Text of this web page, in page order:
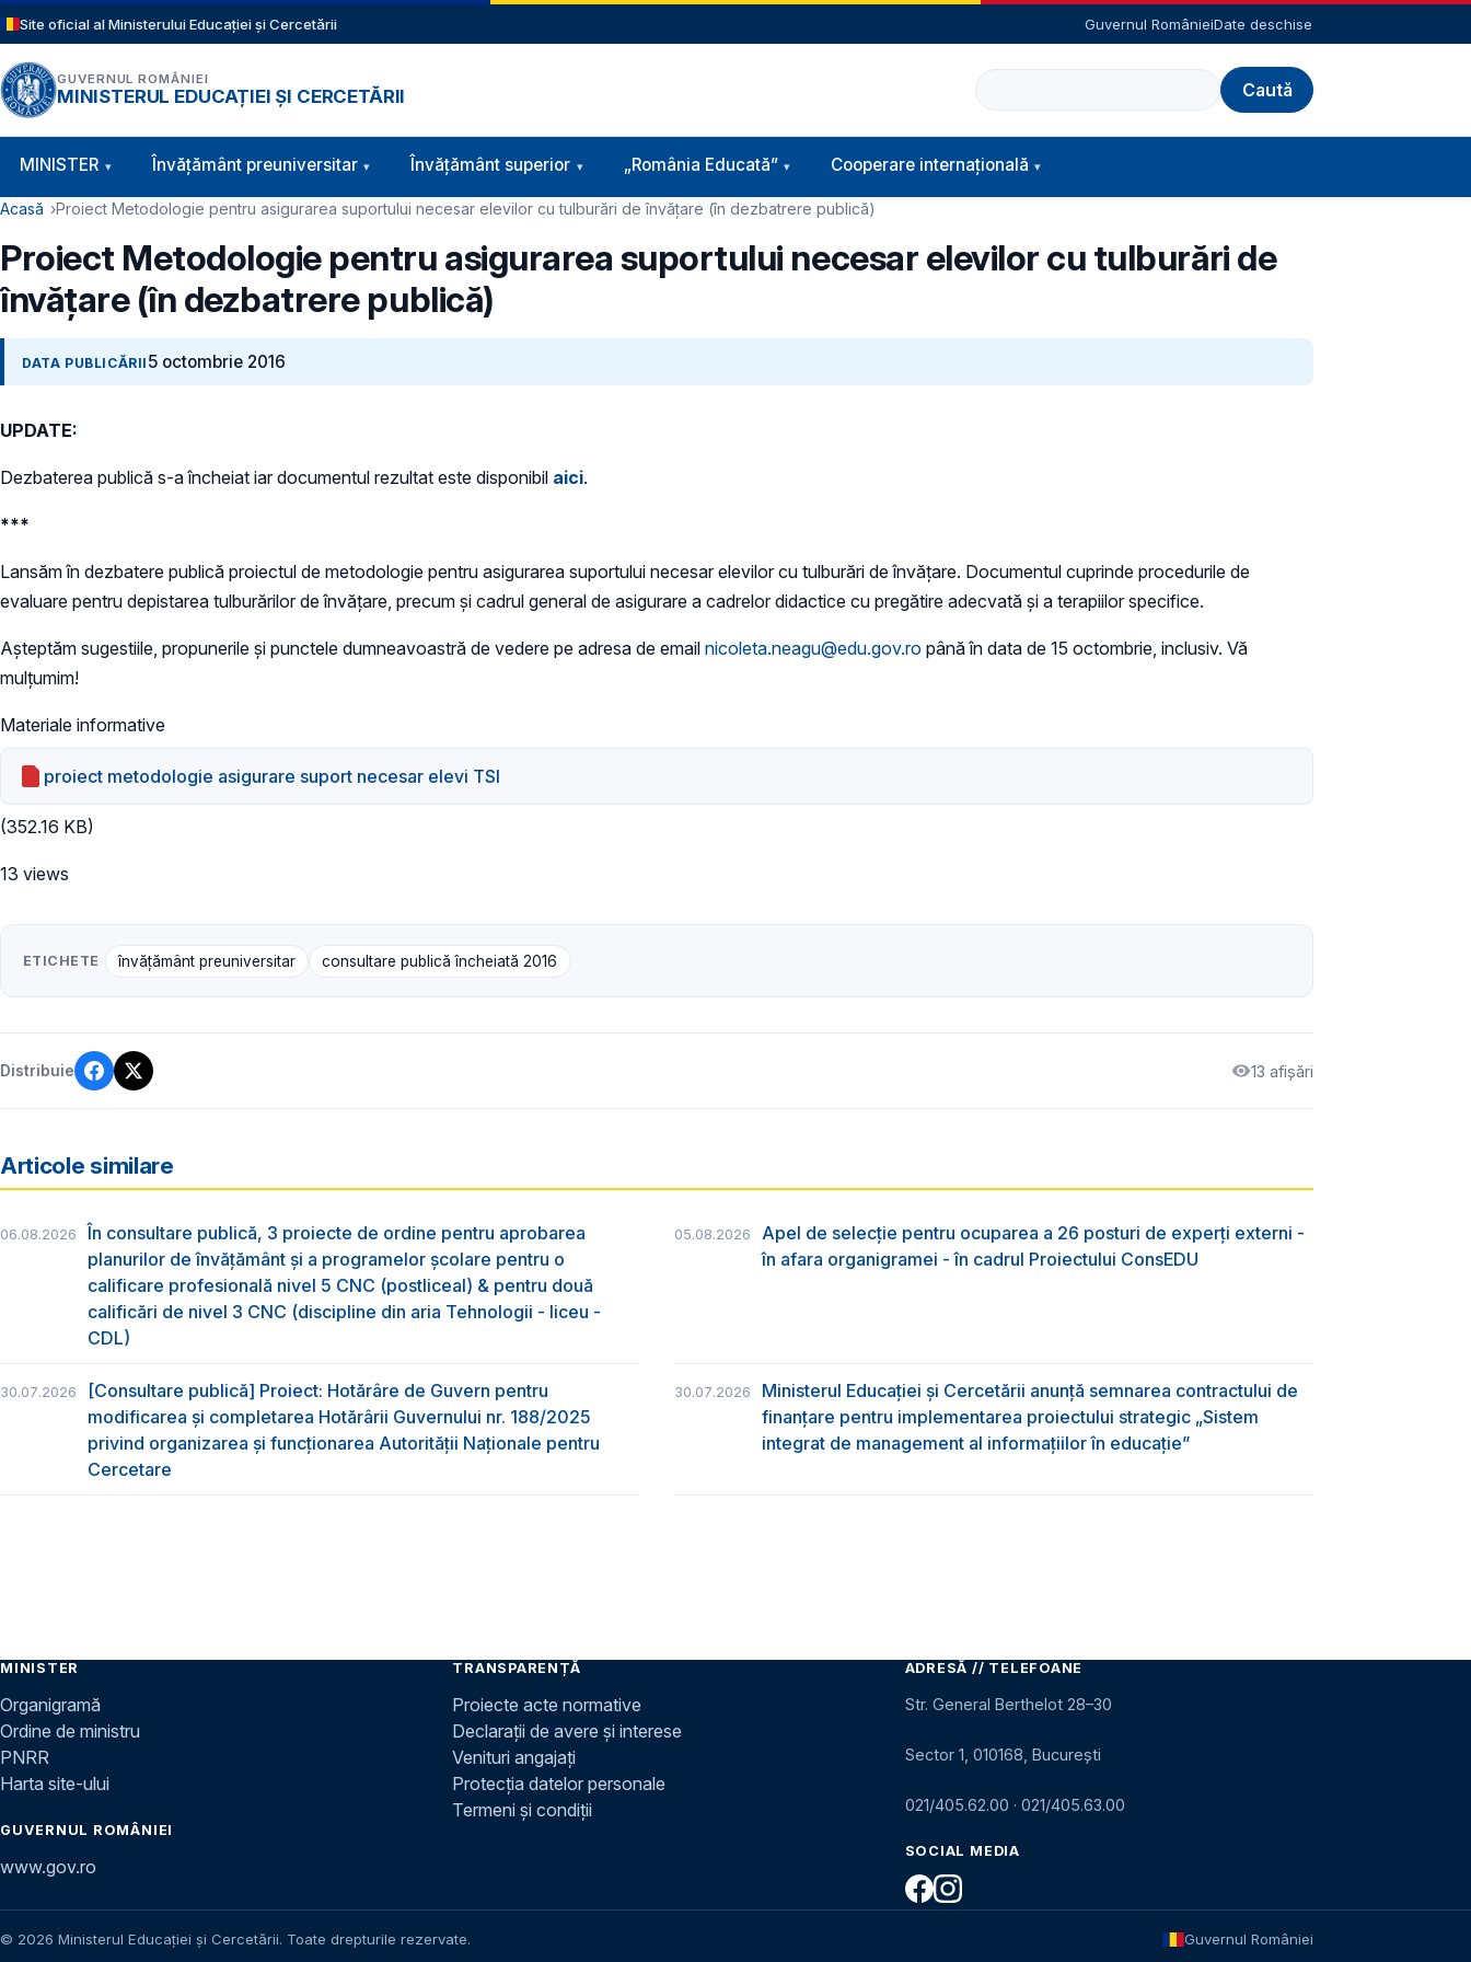
Sari la conținutul principal
Site oficial al Ministerului Educației și Cercetării Guvernul RomânieiDate deschise
GUVERNUL ROMÂNIEI
MINISTERUL EDUCAȚIEI ȘI CERCETĂRII
Caută
Navigație principală
MINISTER Învăţământ preuniversitar Învățământ superior „România Educată” Cooperare internațională
Cale de navigare
Acasă Proiect Metodologie pentru asigurarea suportului necesar elevilor cu tulburări de învăţare (în dezbatrere publică)
Proiect Metodologie pentru asigurarea suportului necesar elevilor cu tulburări de
învăţare (în dezbatrere publică)
DATA PUBLICĂRII 5 octombrie 2016
UPDATE:
Dezbaterea publică s-a încheiat iar documentul rezultat este disponibil aici.
***
Lansăm în dezbatere publică proiectul de metodologie pentru asigurarea suportului necesar elevilor cu tulburări de învăţare. Documentul cuprinde procedurile de
evaluare pentru depistarea tulburărilor de învăţare, precum şi cadrul general de asigurare a cadrelor didactice cu pregătire adecvată şi a terapiilor specifice.
Aşteptăm sugestiile, propunerile şi punctele dumneavoastră de vedere pe adresa de email nicoleta.neagu@edu.gov.ro până în data de 15 octombrie, inclusiv. Vă
mulţumim!
Materiale informative
proiect metodologie asigurare suport necesar elevi TSI
(352.16 KB)
13 views
ETICHETE învățământ preuniversitar consultare publică încheiată 2016
Distribuie 13 afișări
Articole similare
06.08.2026
În consultare publică, 3 proiecte de ordine pentru aprobarea
planurilor de învățământ și a programelor școlare pentru o
calificare profesională nivel 5 CNC (postliceal) & pentru două
calificări de nivel 3 CNC (discipline din aria Tehnologii - liceu -
CDL)
05.08.2026
Apel de selecție pentru ocuparea a 26 posturi de experți externi -
în afara organigramei - în cadrul Proiectului ConsEDU
30.07.2026
[Consultare publică] Proiect: Hotărâre de Guvern pentru
modificarea și completarea Hotărârii Guvernului nr. 188/2025
privind organizarea şi funcţionarea Autorităţii Naţionale pentru
Cercetare
30.07.2026
Ministerul Educației și Cercetării anunță semnarea contractului de
finanțare pentru implementarea proiectului strategic „Sistem
integrat de management al informațiilor în educație”
MINISTER
Organigramă
Ordine de ministru
PNRR
Harta site-ului
GUVERNUL ROMÂNIEI
www.gov.ro
TRANSPARENȚĂ
Proiecte acte normative
Declarații de avere și interese
Venituri angajați
Protecția datelor personale
Termeni și condiții
ADRESĂ // TELEFOANE
Str. General Berthelot 28–30
Sector 1, 010168, București
021/405.62.00 · 021/405.63.00
SOCIAL MEDIA
© 2026 Ministerul Educației și Cercetării. Toate drepturile rezervate. Guvernul României